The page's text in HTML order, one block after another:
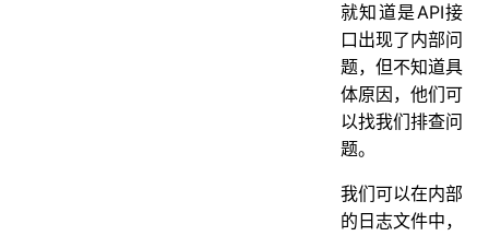
就知道是API接
口出现了内部问
题，但不知道具
体原因，他们可
以找我们排查问
题。
我们可以在内部
的日志文件中，